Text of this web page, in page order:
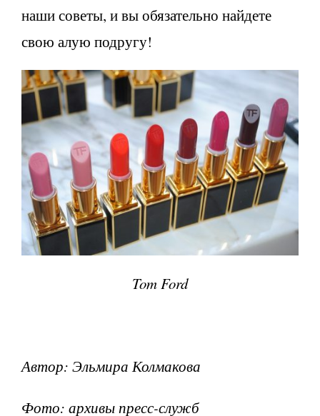
наши советы, и вы обязательно найдете
свою алую подругу!
Tom Ford
Автор: Эльмира Колмакова
Фото: архивы пресс-служб